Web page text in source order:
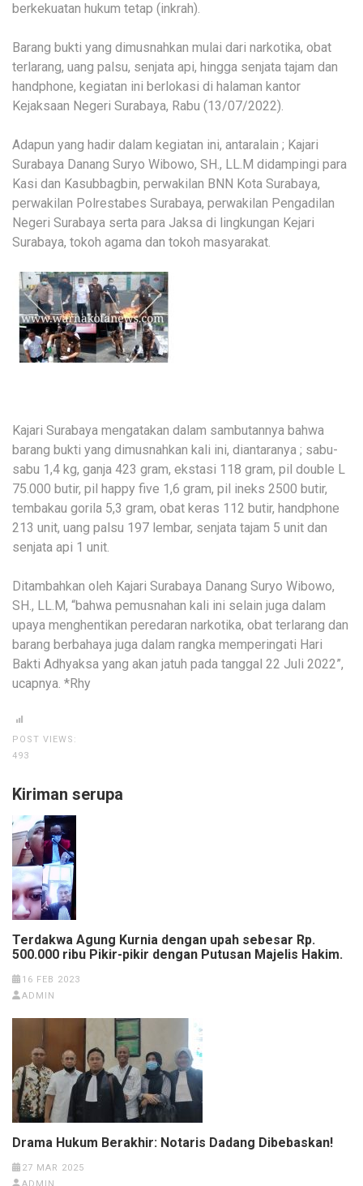
berkekuatan hukum tetap (inkrah).
Barang bukti yang dimusnahkan mulai dari narkotika, obat
terlarang, uang palsu, senjata api, hingga senjata tajam dan
handphone, kegiatan ini berlokasi di halaman kantor
Kejaksaan Negeri Surabaya, Rabu (13/07/2022).
Adapun yang hadir dalam kegiatan ini, antaralain ; Kajari
Surabaya Danang Suryo Wibowo, SH., LL.M didampingi para
Kasi dan Kasubbagbin, perwakilan BNN Kota Surabaya,
perwakilan Polrestabes Surabaya, perwakilan Pengadilan
Negeri Surabaya serta para Jaksa di lingkungan Kejari
Surabaya, tokoh agama dan tokoh masyarakat.
Kajari Surabaya mengatakan dalam sambutannya bahwa
barang bukti yang dimusnahkan kali ini, diantaranya ; sabu-
sabu 1,4 kg, ganja 423 gram, ekstasi 118 gram, pil double L
75.000 butir, pil happy five 1,6 gram, pil ineks 2500 butir,
tembakau gorila 5,3 gram, obat keras 112 butir, handphone
213 unit, uang palsu 197 lembar, senjata tajam 5 unit dan
senjata api 1 unit.
Ditambahkan oleh Kajari Surabaya Danang Suryo Wibowo,
SH., LL.M, “bahwa pemusnahan kali ini selain juga dalam
upaya menghentikan peredaran narkotika, obat terlarang dan
barang berbahaya juga dalam rangka memperingati Hari
Bakti Adhyaksa yang akan jatuh pada tanggal 22 Juli 2022”,
ucapnya. *Rhy
POST VIEWS:
493
Kiriman serupa
Terdakwa Agung Kurnia dengan upah sebesar Rp.
500.000 ribu Pikir-pikir dengan Putusan Majelis Hakim.
16 FEB 2023
ADMIN
Drama Hukum Berakhir: Notaris Dadang Dibebaskan!
27 MAR 2025